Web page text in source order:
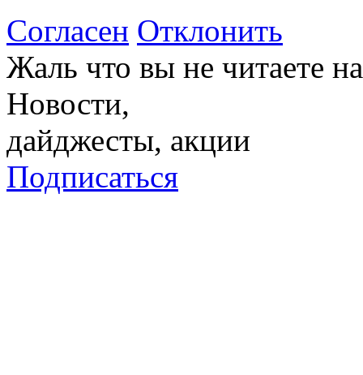
Согласен Отклонить
Жаль что вы не читаете
Новости,
дайджесты, акции
Подписаться